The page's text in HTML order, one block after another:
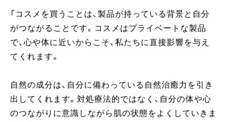
「コスメを買うことは、製品が持っている背景と自分
がつながることです。コスメはプライベートな製品
で、心や体に近いからこそ、私たちに直接影響を与え
てくれます。
自然の成分は、自分に備わっている自然治癒力を引き
出してくれます。対処療法的ではなく、自分の体や心
のつながりに意識しながら肌の状態をよくしていきま